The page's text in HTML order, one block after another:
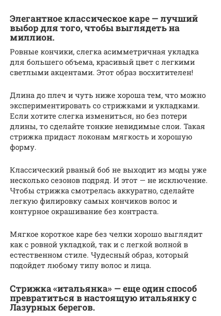
Элегантное классическое каре — лучший
выбор для того, чтобы выглядеть на
миллион.
Ровные кончики, слегка асимметричная укладка
для большего объема, красивый цвет с легкими
светлыми акцентами. Этот образ восхитителен!
Длина до плеч и чуть ниже хороша тем, что можно
экспериментировать со стрижками и укладками.
Если хотите слегка измениться, но без потери
длины, то сделайте тонкие невидимые слои. Такая
стрижка придаст локонам мягкость и хорошую
форму.
Классический рваный боб не выходит из моды уже
несколько сезонов подряд. И этот — не исключение.
Чтобы стрижка смотрелась аккуратно, сделайте
легкую филировку самых кончиков волос и
контурное окрашивание без контраста.
Мягкое короткое каре без челки хорошо выглядит
как с ровной укладкой, так и с легкой волной в
естественном стиле. Чудесный образ, который
подойдет любому типу волос и лица.
Стрижка «итальянка» — еще один способ
превратиться в настоящую итальянку с
Лазурных берегов.